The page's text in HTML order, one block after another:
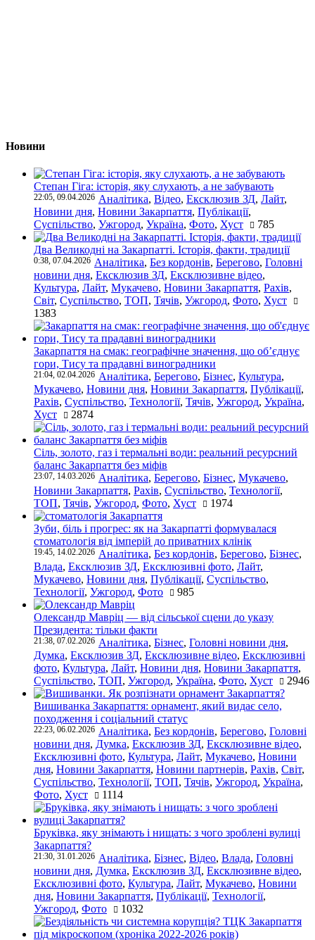
Новини
Степан Гіга: історія, яку слухають, а не забувають
22:05, 09.04.2026 Аналітика, Відео, Ексклюзив ЗД, Лайт,
Новини дня, Новини Закарпаття, Публікації,
Суспільство, Ужгород, Україна, Фото, Хуст 785
Два Великодні на Закарпатті. Історія, факти, традиції
0:38, 07.04.2026 Аналітика, Без кордонів, Берегово, Головні
новини дня, Ексклюзив ЗД, Ексклюзивне відео,
Культура, Лайт, Мукачево, Новини Закарпаття, Рахів,
Світ, Суспільство, ТОП, Тячів, Ужгород, Фото, Хуст
1383
Закарпаття на смак: географічне значення, що об’єднує
гори, Тису та прадавні виноградники
21:04, 02.04.2026 Аналітика, Берегово, Бізнес, Культура,
Мукачево, Новини дня, Новини Закарпаття, Публікації,
Рахів, Суспільство, Технології, Тячів, Ужгород, Україна,
Хуст
2874
Сіль, золото, газ і термальні води: реальний ресурсний
баланс Закарпаття без міфів
23:07, 14.03.2026 Аналітика, Берегово, Бізнес, Мукачево,
Новини Закарпаття, Рахів, Суспільство, Технології,
ТОП, Тячів, Ужгород, Фото, Хуст 1974
Зуби, біль і прогрес: як на Закарпатті формувалася
стоматологія від імперій до приватних клінік
19:45, 14.02.2026 Аналітика, Без кордонів, Берегово, Бізнес,
Влада, Ексклюзив ЗД, Ексклюзивні фото, Лайт,
Мукачево, Новини дня, Публікації, Суспільство,
Технології, Ужгород, Фото 985
Олександр Мавріц — від сільської сцени до указу
Президента: тільки факти
21:38, 07.02.2026 Аналітика, Бізнес, Головні новини дня,
Думка, Ексклюзив ЗД, Ексклюзивне відео, Ексклюзивні
фото, Культура, Лайт, Новини дня, Новини Закарпаття,
Суспільство, ТОП, Ужгород, Україна, Фото, Хуст 2946
Вишиванка Закарпаття: орнамент, який видає село,
походження і соціальний статус
22:23, 06.02.2026 Аналітика, Без кордонів, Берегово, Головні
новини дня, Думка, Ексклюзив ЗД, Ексклюзивне відео,
Ексклюзивні фото, Культура, Лайт, Мукачево, Новини
дня, Новини Закарпаття, Новини партнерів, Рахів, Світ,
Суспільство, Технології, ТОП, Тячів, Ужгород, Україна,
Фото, Хуст 1114
Бруківка, яку знімають і нищать: з чого зроблені вулиці
Закарпаття?
21:30, 31.01.2026 Аналітика, Бізнес, Відео, Влада, Головні
новини дня, Думка, Ексклюзив ЗД, Ексклюзивне відео,
Ексклюзивні фото, Культура, Лайт, Мукачево, Новини
дня, Новини Закарпаття, Публікації, Технології,
Ужгород, Фото 1032